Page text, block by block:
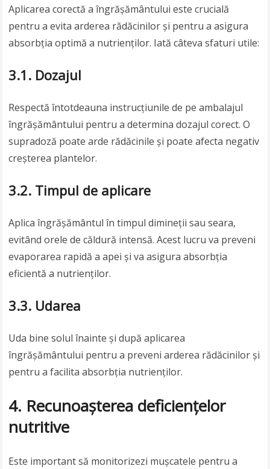
Aplicarea corectă a îngrășământului este crucială
pentru a evita arderea rădăcinilor și pentru a asigura
absorbția optimă a nutrienților. Iată câteva sfaturi utile:
3.1. Dozajul
Respectă întotdeauna instrucțiunile de pe ambalajul
îngrășământului pentru a determina dozajul corect. O
supradoză poate arde rădăcinile și poate afecta negativ
creșterea plantelor.
3.2. Timpul de aplicare
Aplica îngrășământul în timpul dimineții sau seara,
evitând orele de căldură intensă. Acest lucru va preveni
evaporarea rapidă a apei și va asigura absorbția
eficientă a nutrienților.
3.3. Udarea
Uda bine solul înainte și după aplicarea
îngrășământului pentru a preveni arderea rădăcinilor și
pentru a facilita absorbția nutrienților.
4. Recunoașterea deficiențelor
nutritive
Este important să monitorizezi mușcatele pentru a